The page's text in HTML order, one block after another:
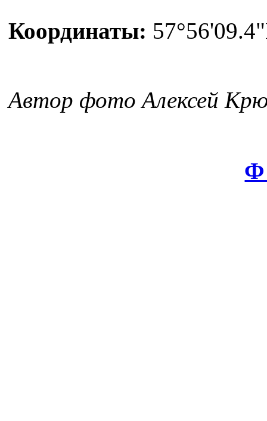
Координаты:
Автор фото Алексей
Ф